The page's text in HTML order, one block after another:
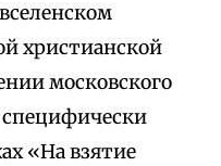
христианской
московского
специфически
«На взятие